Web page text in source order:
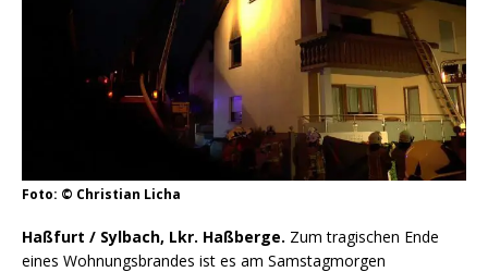
Foto: © Christian Licha
Haßfurt / Sylbach, Lkr. Haßberge. Zum tragischen Ende
eines Wohnungsbrandes ist es am Samstagmorgen